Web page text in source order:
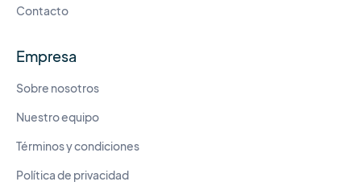
Contacto
Empresa
Sobre nosotros
Nuestro equipo
Términos y condiciones
Política de privacidad